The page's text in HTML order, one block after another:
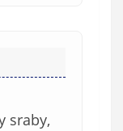
sraby,